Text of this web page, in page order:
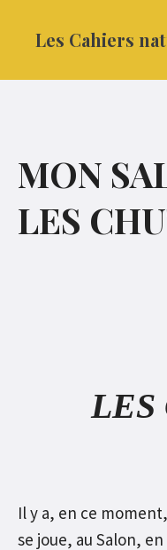
Les Cahiers
MON
LES
LES
Il y a, en ce
se joue, au Salon,